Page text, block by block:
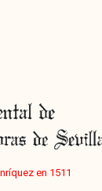
en 1511